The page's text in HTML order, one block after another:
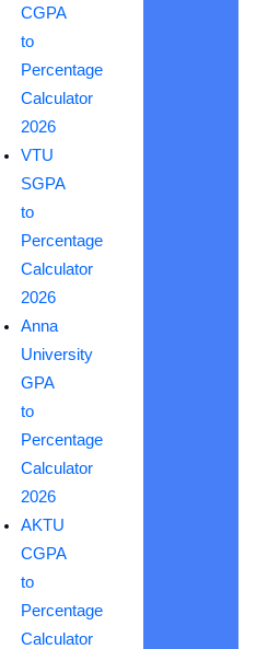
CGPA
to
Percentage
Calculator
2026
VTU
SGPA
to
Percentage
Calculator
2026
Anna
University
GPA
to
Percentage
Calculator
2026
AKTU
CGPA
to
Percentage
Calculator